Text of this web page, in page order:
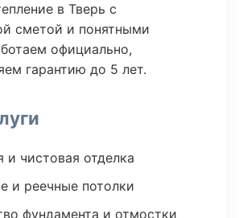
в Тверь с
сметой и понятными
официально,
гарантию до 5 лет.
и чистовая отделка
и реечные потолки
фундамента и отмостки